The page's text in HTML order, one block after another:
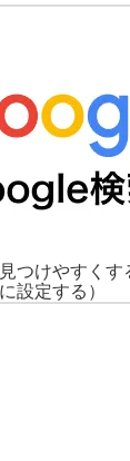
つけやすくす
設定する）